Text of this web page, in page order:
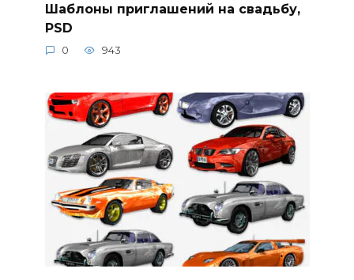
Шаблоны приглашений на свадьбу,
PSD
0 943